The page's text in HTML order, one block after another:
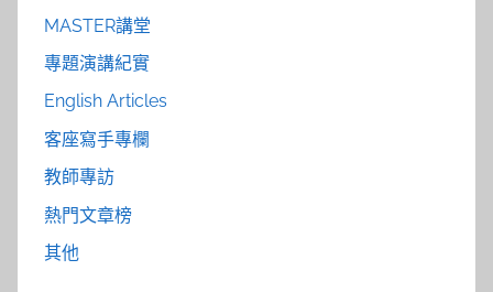
MASTER講堂
專題演講紀實
English Articles
客座寫手專欄
教師專訪
熱門文章榜
其他